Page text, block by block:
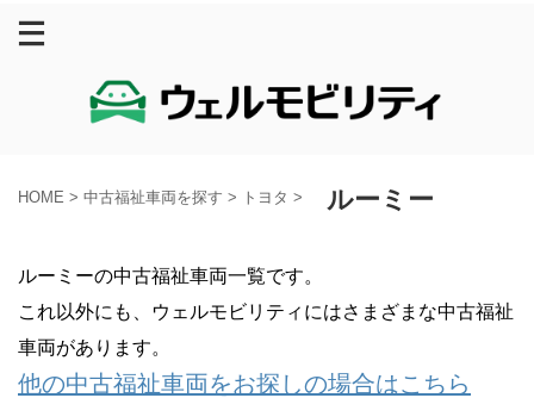
HOME > 中古福祉車両を探す > トヨタ > ルーミー
ルーミーの中古福祉車両一覧です。
これ以外にも、ウェルモビリティにはさまざまな中古福祉
車両があります。
他の中古福祉車両をお探しの場合はこちら